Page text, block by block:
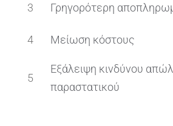
3 Γρηγορότερη
4 Μείωση κόστους
5
Εξάλειψη κινδύνου
παραστατικού